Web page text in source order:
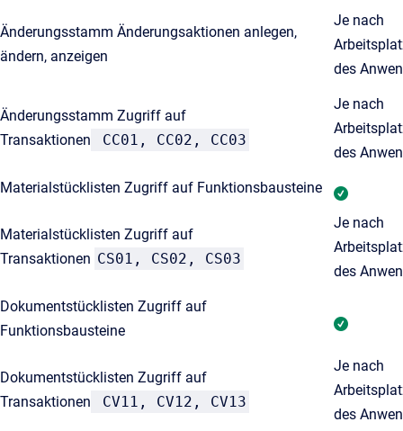
Änderungsstamm Änderungsaktionen anlegen,
ändern, anzeigen
Je nach
des
Änderungsstamm Zugriff auf
Transaktionen
CC01, CC02, CC03
Je nach
des
Materialstücklisten Zugriff auf Funktionsbausteine
Materialstücklisten Zugriff auf
Transaktionen CS01, CS02, CS03
Je nach
des
Dokumentstücklisten Zugriff auf
Funktionsbausteine
Dokumentstücklisten Zugriff auf
Transaktionen
CV11, CV12, CV13
Je nach
des